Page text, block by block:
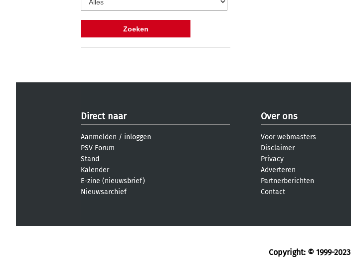
Direct naar
Aanmelden / inloggen
PSV Forum
Stand
Kalender
E-zine (nieuwsbrief)
Nieuwsarchief
Over ons
Voor webmasters
Disclaimer
Privacy
Adverteren
Partnerberichten
Contact
Copyright: © 1999-2023